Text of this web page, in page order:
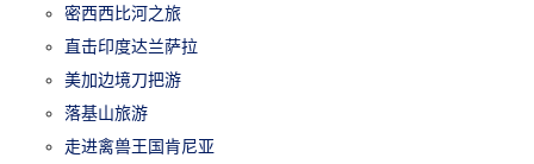
密西西比河之旅
直击印度达兰萨拉
美加边境刀把游
落基山旅游
走进禽兽王国肯尼亚